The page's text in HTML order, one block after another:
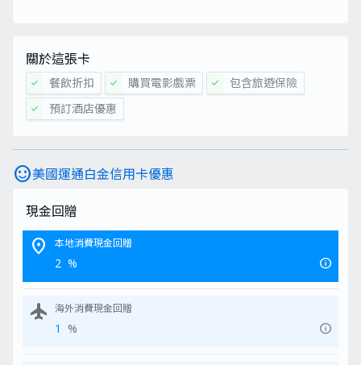
關於這張卡
check 餐飲折扣 check 購買電影戲票 check 包含旅遊保險
check 預訂酒店優惠
sentiment_satisfied美國運通白金信用卡優惠
現金回贈
location_on 本地消費現金回贈
2 % info
flight 海外消費現金回贈
1 % info